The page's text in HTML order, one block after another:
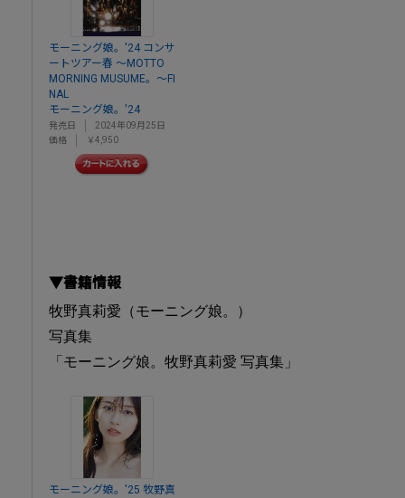
モーニング娘。'24 コンサ
ートツアー春 ～MOTTO
MORNING MUSUME。～FI
NAL
モーニング娘。'24
発売日
2024年09月25日
価格
￥4,950
▼書籍情報
牧野真莉愛（モーニング娘。）
写真集
「モーニング娘。牧野真莉愛 写真集」
モーニング娘。'25 牧野真